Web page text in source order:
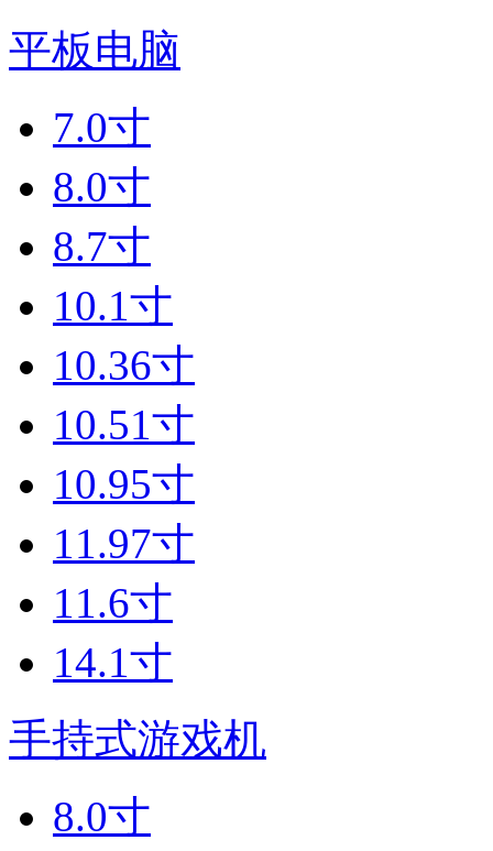
平板电脑
7.0寸
8.0寸
8.7寸
10.1寸
10.36寸
10.51寸
10.95寸
11.97寸
11.6寸
14.1寸
手持式游戏机
8.0寸